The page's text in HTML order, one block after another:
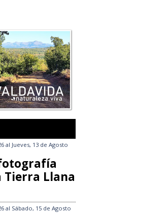
al Jueves, 13 de Agosto
Tierra Llana
al Sábado, 15 de Agosto